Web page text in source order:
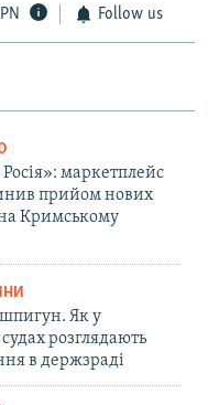
Follow us
маркетплейс
прийом нових
Кримському
Як у
розглядають
в держзраді